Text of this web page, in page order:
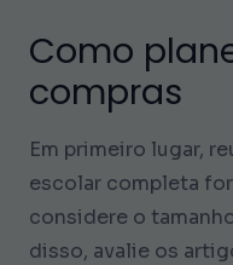
Como
compras
Em primeiro lugar,
escolar completa
considere o
disso, avalie os